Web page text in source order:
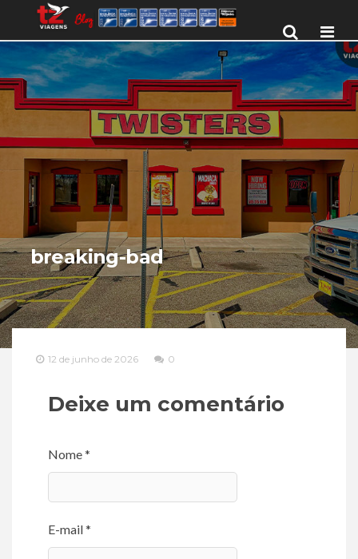
breaking-bad
12 de junho de 2026 0
Deixe um comentário
Nome *
E-mail *